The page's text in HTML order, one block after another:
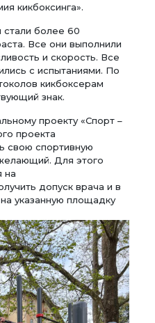
кикбоксинга».
стали более 60
Все они выполнили
и скорость. Все
с испытаниями. По
кикбоксерам
знак.
проекту «Спорт –
проекта
свою спортивную
Для этого
на
допуск врача и в
указанную площадку